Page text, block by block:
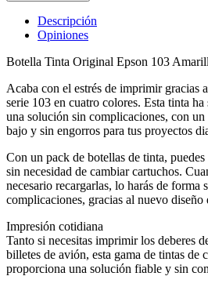
Descripción
Opiniones
Botella Tinta Original Epson 103
Acaba con el estrés de imprimir gracias
serie 103 en cuatro colores. Esta tinta
una solución sin complicaciones, con
bajo y sin engorros para tus proyectos
Con un pack de botellas de tinta,
sin necesidad de cambiar cartuchos.
necesario recargarlas, lo harás de forma
complicaciones, gracias al nuevo diseño
Impresión cotidiana
Tanto si necesitas imprimir los deberes
billetes de avión, esta gama de tintas de
proporciona una solución fiable y sin